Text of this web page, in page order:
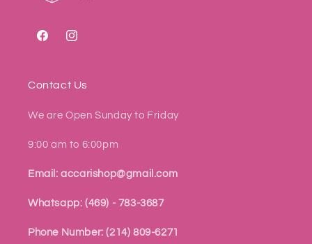
FacebookInstagram
Contact Us
We are Open Sunday to Friday
9:00 am to 6:00pm
Email: accarishop@gmail.com
Whatsapp: (469) - 783-3687
Phone Number: (214) 809-6271